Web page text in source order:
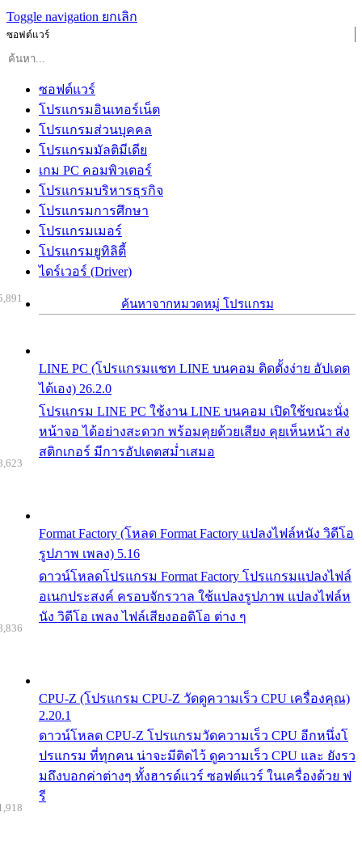
Toggle navigation ยกเลิก
ซอฟต์แวร์
ซอฟต์แวร์
โปรแกรมอินเทอร์เน็ต
โปรแกรมส่วนบุคคล
โปรแกรมมัลติมีเดีย
เกม PC คอมพิวเตอร์
โปรแกรมบริหารธุรกิจ
โปรแกรมการศึกษา
โปรแกรมเมอร์
โปรแกรมยูทิลิตี้
ไดร์เวอร์ (Driver)
ค้นหาจากหมวดหมู่ โปรแกรม
LINE PC (โปรแกรมแชท LINE บนคอม ติดตั้งง่าย อัปเดต
ได้เอง) 26.2.0
โปรแกรม LINE PC ใช้งาน LINE บนคอม เปิดใช้ขณะนั่ง
หน้าจอ ได้อย่างสะดวก พร้อมคุยด้วยเสียง คุยเห็นหน้า ส่ง
สติกเกอร์ มีการอัปเดตสม่ำเสมอ
Format Factory (โหลด Format Factory แปลงไฟล์หนัง วิดีโอ
รูปภาพ เพลง) 5.16
ดาวน์โหลดโปรแกรม Format Factory โปรแกรมแปลงไฟล์
อเนกประสงค์ ครอบจักรวาล ใช้แปลงรูปภาพ แปลงไฟล์ห
นัง วิดีโอ เพลง ไฟล์เสียงออดิโอ ต่าง ๆ
CPU-Z (โปรแกรม CPU-Z วัดดูความเร็ว CPU เครื่องคุณ)
2.20.1
ดาวน์โหลด CPU-Z โปรแกรมวัดความเร็ว CPU อีกหนึ่งโ
ปรแกรม ที่ทุกคน น่าจะมีติดไว้ ดูความเร็ว CPU และ ยังรว
มถึงบอกค่าต่างๆ ทั้งฮารด์แวร์ ซอฟต์แวร์ ในเครื่องด้วย ฟ
รี